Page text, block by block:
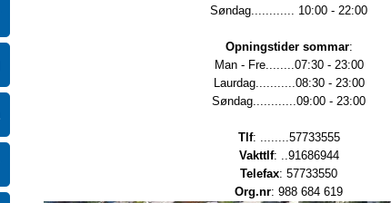
Søndag............ 10:00 - 22:00
Opningstider sommar:
Man - Fre........07:30 - 23:00
Laurdag...........08:30 - 23:00
Søndag............09:00 - 23:00
Tlf: ........57733555
Vakttlf: ..91686944
Telefax: 57733550
Org.nr: 988 684 619